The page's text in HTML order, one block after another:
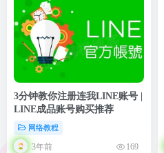
3分钟教你注册连我LINE账号 |
LINE成品账号购买推荐
网络教程
3年前 169